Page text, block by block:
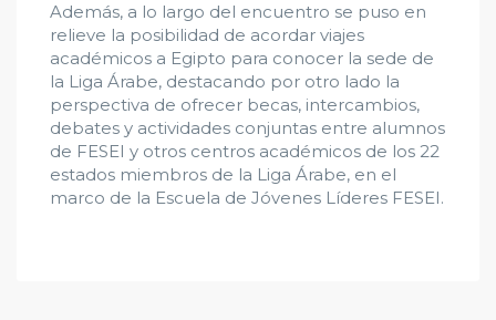
Además, a lo largo del encuentro se puso en
relieve la posibilidad de acordar viajes
académicos a Egipto para conocer la sede de
la Liga Árabe, destacando por otro lado la
perspectiva de ofrecer becas, intercambios,
debates y actividades conjuntas entre alumnos
de FESEI y otros centros académicos de los 22
estados miembros de la Liga Árabe, en el
marco de la Escuela de Jóvenes Líderes FESEI.